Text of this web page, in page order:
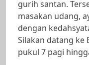
gurih santan.
masakan udang,
dengan
Silakan datang ke
pukul 7 pagi